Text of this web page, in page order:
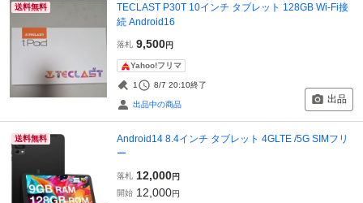
送料無料
TECLAST P30T 10インチ タブレット 128GB Wi-Fi接
続 Android16
落札 9,500円
Yahoo!フリマ
1 8/7 20:10終了
出品中の商品 出品
送料無料
Android14 8.4インチ タブレット 4GLTE /5G SIMフリ
ー
落札 12,000円
開始 12,000円